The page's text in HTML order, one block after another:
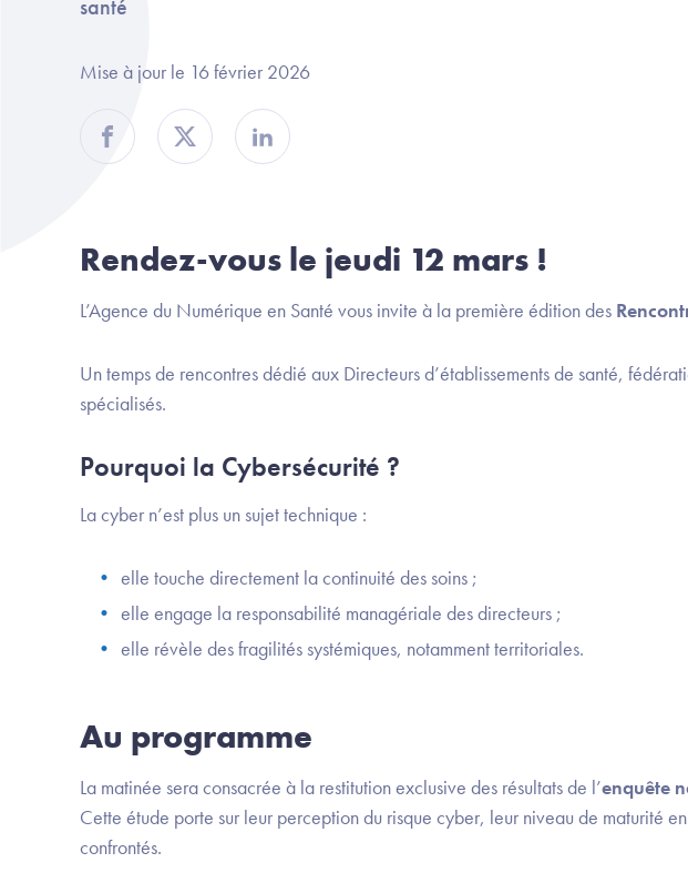
santé
Mise à jour le 16 février 2026
Partager sur Facebook
Partager sur TwitterPartager sur Linkedin
Rendez-vous le jeudi 12 mars !
L’Agence du Numérique en Santé vous invite à la première édition des
Un temps de rencontres dédié aux Directeurs d’établissements de santé,
spécialisés.
Pourquoi la Cybersécurité ?
La cyber n’est plus un sujet technique :
elle touche directement la continuité des soins ;
elle engage la responsabilité managériale des directeurs ;
elle révèle des fragilités systémiques, notamment territoriales.
Au programme
La matinée sera consacrée à la restitution exclusive des résultats de l’enquête
Cette étude porte sur leur perception du risque cyber, leur niveau de maturité
confrontés.